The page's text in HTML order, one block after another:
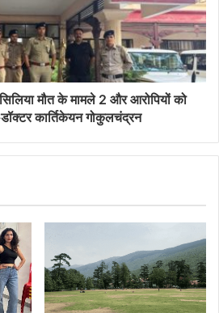
मौत के मामले 2 और आरोपियों को
डॉक्टर कार्तिकेयन गोकुलचंद्रन